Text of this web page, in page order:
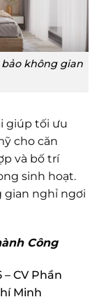
không gian
giúp tối ưu
cho căn
và bố trí
sinh hoạt.
gian nghỉ ngơi
Công
CV Phần
Minh